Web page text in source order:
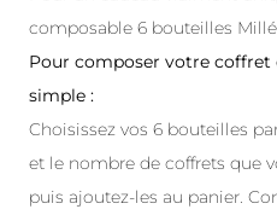
composable 6 bouteilles
Pour composer votre coffret
simple :
Choisissez vos 6 bouteilles
et le nombre de coffrets que
puis ajoutez-les au panier.